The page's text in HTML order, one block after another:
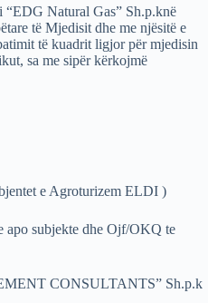
Natural Gas” Sh.p.knë
të Mjedisit dhe me njësitë e
të kuadrit ligjor për mjedisin
sa me sipër kërkojmë
e Agroturizem ELDI )
apo subjekte dhe Ojf/OKQ te
CONSULTANTS” Sh.p.k